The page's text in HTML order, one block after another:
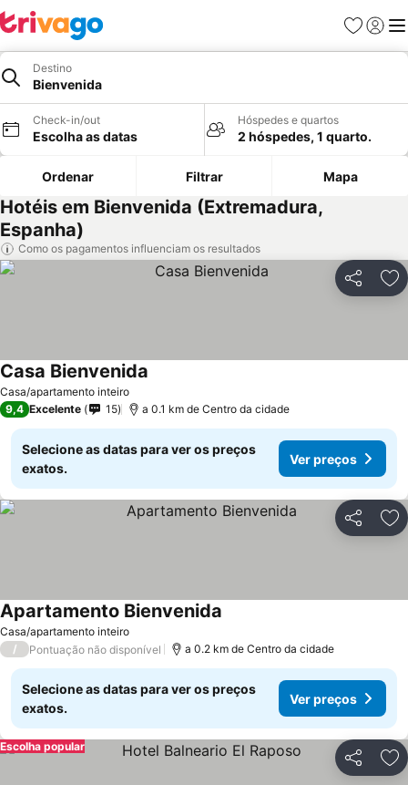
Favoritos
Iniciar
Destino
Bienvenida
Check-in/out
Escolha as datas
Hóspedes e quartos
2 hóspedes, 1 quarto.
Ordenar Filtrar Mapa
Hotéis em Bienvenida (Extremadura,
Espanha)
Como os pagamentos influenciam os resultados
Partilhar
Casa/apartamento inteiro
Casa Bienvenida
9,4 Excelente 15 a 0.1 km de Centro da cidade
Selecione as datas para ver os preços
exatos.
Ver preços
Partilhar
Casa/apartamento inteiro
Apartamento Bienvenida
/ Pontuação não disponível a 0.2 km de Centro da cidade
Selecione as datas para ver os preços
exatos.
Ver preços
Partilhar
Escolha popular